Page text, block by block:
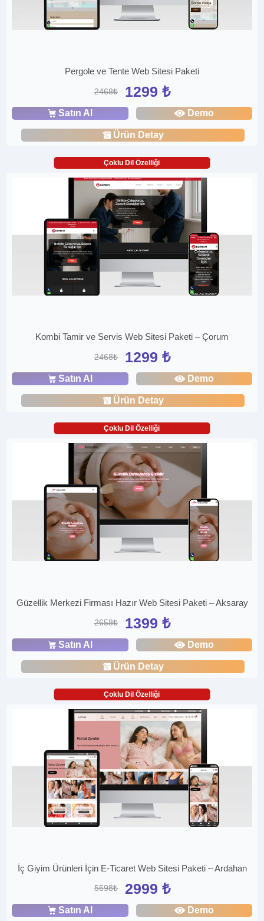
Pergole ve Tente Web Sitesi Paketi
2468₺ 1299 ₺
Satın Al Demo
Ürün Detay
Çoklu Dil Özelliği
Kombi Tamir ve Servis Web Sitesi Paketi – Çorum
2468₺ 1299 ₺
Satın Al Demo
Ürün Detay
Çoklu Dil Özelliği
Güzellik Merkezi Firması Hazır Web Sitesi Paketi – Aksaray
2658₺ 1399 ₺
Satın Al Demo
Ürün Detay
Çoklu Dil Özelliği
İç Giyim Ürünleri İçin E-Ticaret Web Sitesi Paketi – Ardahan
5698₺ 2999 ₺
Satın Al Demo